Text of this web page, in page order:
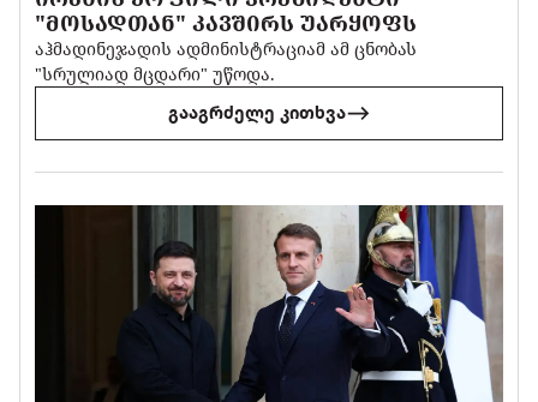
"ᲛᲝᲡᲐᲓᲗᲐᲜ" ᲙᲐᲕᲨᲘᲠᲡ ᲣᲐᲠᲧᲝᲤᲡ
აჰმადინეჯადის ადმინისტრაციამ ამ ცნობას
"სრულიად მცდარი" უწოდა.
გააგრძელე კითხვა